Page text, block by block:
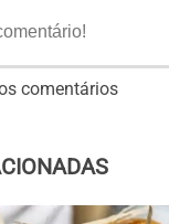
comentários